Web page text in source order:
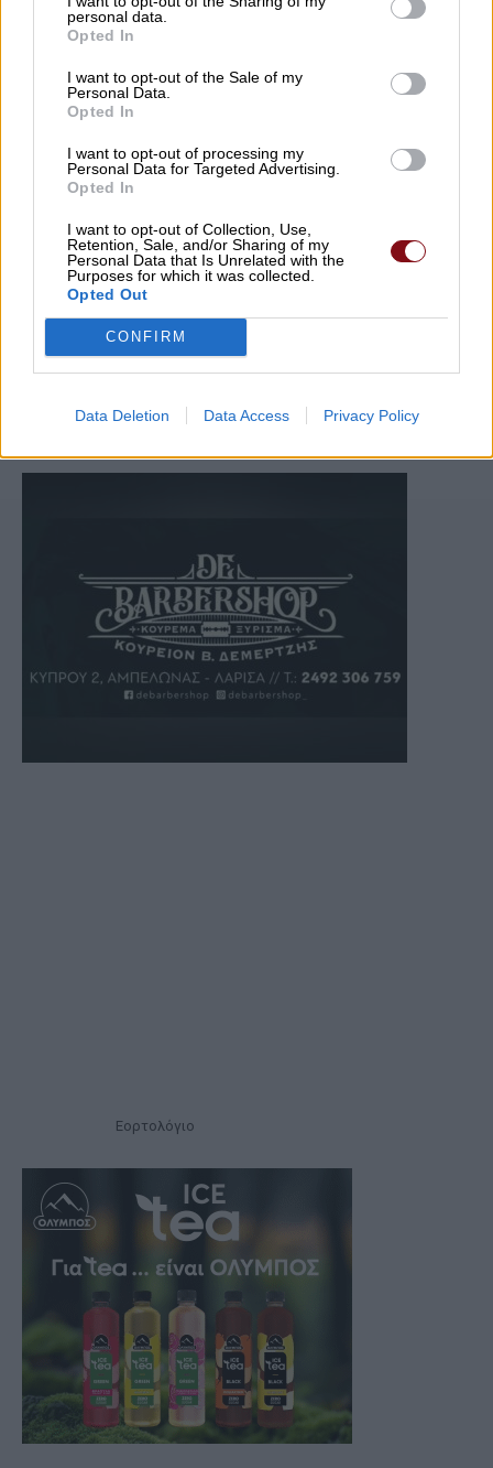
personal data.
Opted In
I want to opt-out of the Sale of my
Personal Data.
Opted In
I want to opt-out of processing my
Personal Data for Targeted Advertising.
Opted In
I want to opt-out of Collection, Use,
Retention, Sale, and/or Sharing of my
Personal Data that Is Unrelated with the
Purposes for which it was collected.
Opted Out
CONFIRM
Data Deletion Data Access Privacy Policy
Εορτολόγιο